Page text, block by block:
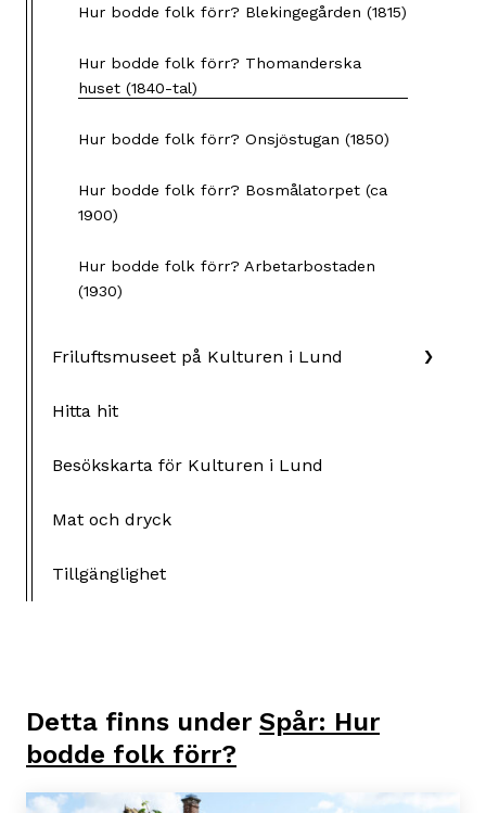
Hur bodde folk förr? Blekingegården (1815)
Hur bodde folk förr? Thomanderska
huset (1840-tal)
Hur bodde folk förr? Onsjöstugan (1850)
Hur bodde folk förr? Bosmålatorpet (ca
1900)
Hur bodde folk förr? Arbetarbostaden
(1930)
Friluftsmuseet på Kulturen i Lund
Hitta hit
Besökskarta för Kulturen i Lund
Mat och dryck
Tillgänglighet
Detta finns under Spår: Hur
bodde folk förr?